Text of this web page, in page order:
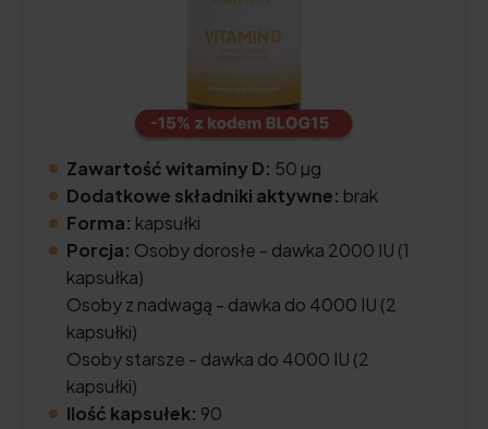
Zawartość witaminy D: 50 µg
Dodatkowe składniki aktywne: brak
Forma: kapsułki
Porcja: Osoby dorosłe - dawka 2000 IU (1
kapsułka)
Osoby z nadwagą - dawka do 4000 IU (2
kapsułki)
Osoby starsze - dawka do 4000 IU (2
kapsułki)
Ilość kapsułek: 90